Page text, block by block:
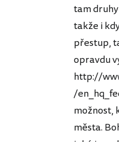
tam
takže i
přestup,
opravdu
http://
/
možnost,
města.